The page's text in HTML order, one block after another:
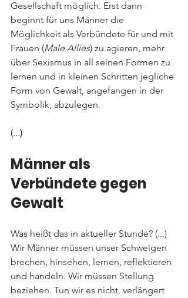
Gesellschaft möglich. Erst dann
beginnt für uns Männer die
Möglichkeit als Verbündete für und mit
Frauen (Male Allies) zu agieren, mehr
über Sexismus in all seinen Formen zu
lernen und in kleinen Schritten jegliche
Form von Gewalt, angefangen in der
Symbolik, abzulegen.
(...)
Männer als
Verbündete gegen
Gewalt
Was heißt das in aktueller Stunde? (...)
Wir Männer müssen unser Schweigen
brechen, hinsehen, lernen, reflektieren
und handeln. Wir müssen Stellung
beziehen. Tun wir es nicht, verlängert